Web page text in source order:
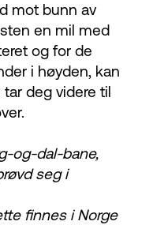
mot bunn av
en mil med
og for de
i høyden, kan
deg videre til
og-dal-bane,
seg i
finnes i Norge